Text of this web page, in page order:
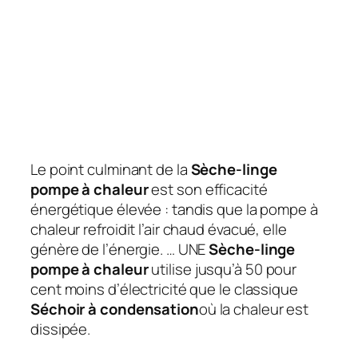
Le point culminant de laSèche-linge
pompe à chaleurest son efficacité
énergétique élevée : tandis que la pompe à
chaleur refroidit l’air chaud évacué, elle
génère de l’énergie. … UNESèche-linge
pompe à chaleurutilise jusqu’à 50 pour
cent moins d’électricité que le classique
Séchoir à condensationoù la chaleur est
dissipée.